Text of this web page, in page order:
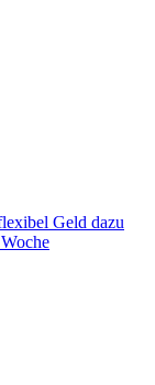
Geld dazu